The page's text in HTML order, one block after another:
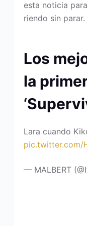
esta noticia
riendo sin parar.
Los
la
Lara cuando
pic.twitter.com/
— MALBERT